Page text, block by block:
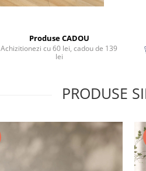
Produse CADOU
Achizitionezi cu 60 lei, cadou de 139
lei
PRODUSE